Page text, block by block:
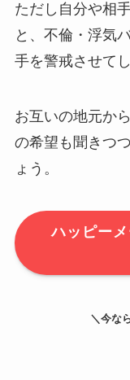
ただし自分や相
と、不倫・浮気
手を警戒させて
お互いの地元か
の希望も聞きつ
ょう。
ハッピー
＼今な